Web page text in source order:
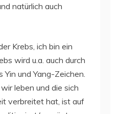
natürlich auch
Krebs, ich bin ein
wird u.a. auch durch
und Yang-Zeichen.
leben und die sich
verbreitet hat, ist auf